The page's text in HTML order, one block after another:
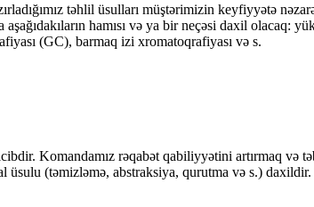
təhlil üsulları müştərimizin keyfiyyətə
hamısı və ya bir neçəsi daxil olacaq:
(GC), barmaq izi xromatoqrafiyası və s.
Komandamız rəqabət qabiliyyətini artırmaq və
(təmizləmə, abstraksiya, qurutma və s.) daxildir.